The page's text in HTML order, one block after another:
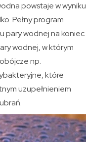
powstaje w wyniku
Pełny program
pary wodnej na koniec
wodnej, w którym
np.
które
uzupełnieniem